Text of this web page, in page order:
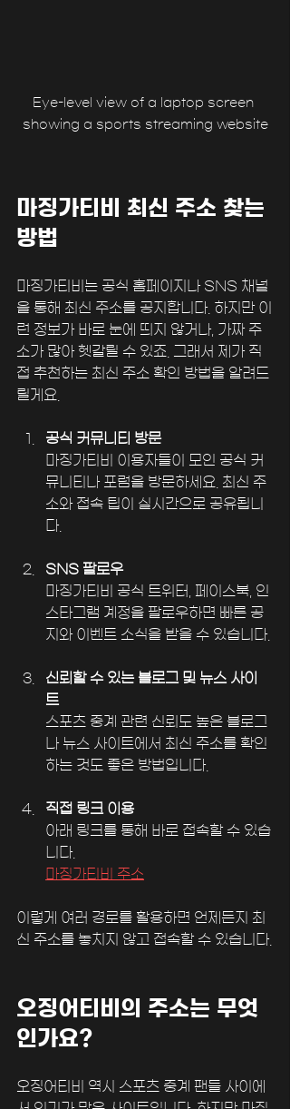
Eye-level view of a laptop screen
showing a sports streaming website
마징가티비 최신 주소 찾는
방법
마징가티비는 공식 홈페이지나 SNS 채널
을 통해 최신 주소를 공지합니다. 하지만 이
런 정보가 바로 눈에 띄지 않거나, 가짜 주
소가 많아 헷갈릴 수 있죠. 그래서 제가 직
접 추천하는 최신 주소 확인 방법을 알려드
릴게요.
공식 커뮤니티 방문
마징가티비 이용자들이 모인 공식 커
뮤니티나 포럼을 방문하세요. 최신 주
소와 접속 팁이 실시간으로 공유됩니
다.
SNS 팔로우
마징가티비 공식 트위터, 페이스북, 인
스타그램 계정을 팔로우하면 빠른 공
지와 이벤트 소식을 받을 수 있습니다.
신뢰할 수 있는 블로그 및 뉴스 사이
트
스포츠 중계 관련 신뢰도 높은 블로그
나 뉴스 사이트에서 최신 주소를 확인
하는 것도 좋은 방법입니다.
직접 링크 이용
아래 링크를 통해 바로 접속할 수 있습
니다.
마징가티비 주소
이렇게 여러 경로를 활용하면 언제든지 최
신 주소를 놓치지 않고 접속할 수 있습니다.
오징어티비의 주소는 무엇
인가요?
오징어티비 역시 스포츠 중계 팬들 사이에